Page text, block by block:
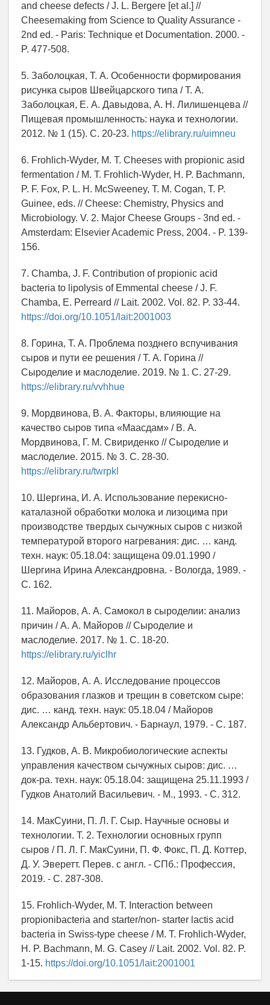
and cheese defects / J. L. Bergere [et al.] //
Cheesemaking from Science to Quality Assurance -
2nd ed. - Paris: Technique et Documentation. 2000. -
P. 477-508.
5. Заболоцкая, Т. А. Особенности формирования
рисунка сыров Швейцарского типа / Т. А.
Заболоцкая, Е. А. Давыдова, А. Н. Лилишенцева //
Пищевая промышленность: наука и технологии.
2012. № 1 (15). С. 20-23. https://elibrary.ru/uimneu
6. Frohlich-Wyder, M. T. Cheeses with propionic asid
fermentation / M. T. Frohlich-Wyder, H. P. Bachmann,
P. F. Fox, P. L. H. McSweeney, T. M. Cogan, T. P.
Guinee, eds. // Cheese: Chemistry, Physics and
Microbiology. V. 2. Major Cheese Groups - 3nd ed. -
Amsterdam: Elsevier Academic Press, 2004. - P. 139-
156.
7. Chamba, J. F. Contribution of propionic aсid
bacteria to lipolysis of Emmental cheese / J. F.
Chamba, E. Perreard // Lait. 2002. Vol. 82. P. 33-44.
https://doi.org/10.1051/lait:2001003
8. Горина, Т. А. Проблема позднего вспучивания
сыров и пути ее решения / Т. А. Горина //
Сыроделие и маслоделие. 2019. № 1. С. 27-29.
https://elibrary.ru/vvhhue
9. Мордвинова, В. А. Факторы, влияющие на
качество сыров типа «Маасдам» / В. А.
Мордвинова, Г. М. Свириденко // Сыроделие и
маслоделие. 2015. № 3. С. 28-30.
https://elibrary.ru/twrpkl
10. Шергина, И. А. Использование перекисно-
каталазной обработки молока и лизоцима при
производстве твердых сычужных сыров с низкой
температурой второго нагревания: дис. … канд.
техн. наук: 05.18.04: защищена 09.01.1990 /
Шергина Ирина Александровна. - Вологда, 1989. -
С. 162.
11. Майоров, А. А. Самокол в сыроделии: анализ
причин / А. А. Майоров // Сыроделие и
маслоделие. 2017. № 1. С. 18-20.
https://elibrary.ru/yiclhr
12. Майоров, А. А. Исследование процессов
образования глазков и трещин в советском сыре:
дис. … канд. техн. наук: 05.18.04 / Майоров
Александр Альбертович. - Барнаул, 1979. - С. 187.
13. Гудков, А. В. Микробиологические аспекты
управления качеством сычужных сыров: дис. …
док-ра. техн. наук: 05.18.04: защищена 25.11.1993 /
Гудков Анатолий Васильевич. - М., 1993. - С. 312.
14. МакСуини, П. Л. Г. Сыр. Научные основы и
технологии. Т. 2. Технологии основных групп
сыров / П. Л. Г. МакСуини, П. Ф. Фокс, П. Д. Коттер,
Д. У. Эверетт. Перев. с англ. - СПб.: Профессия,
2019. - С. 287-308.
15. Frohlich-Wyder, M. T. Interaction between
propionibacteria and starter/non- starter lactis aсid
bacteria in Swiss-type cheese / M. T. Frohlich-Wyder,
H. P. Bachmann, M. G. Casey // Lait. 2002. Vol. 82. P.
1-15. https://doi.org/10.1051/lait:2001001